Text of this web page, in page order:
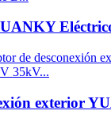
exterior